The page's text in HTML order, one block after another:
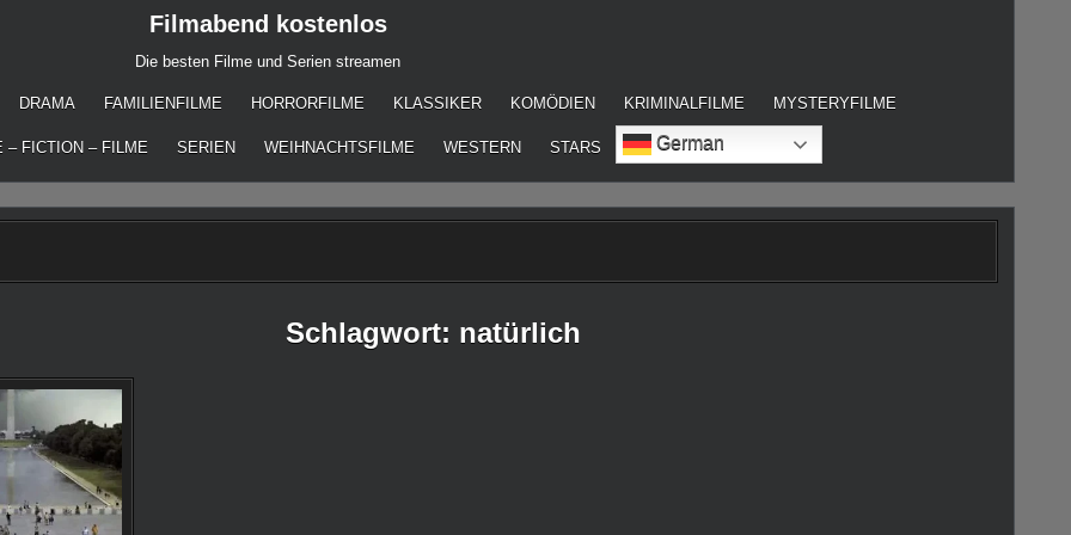
Filmabend kostenlos
Die besten Filme und Serien streamen
DRAMA FAMILIENFILME HORRORFILME KLASSIKER KOMÖDIEN KRIMINALFILME MYSTERYFILME
– FICTION – FILME SERIEN WEIHNACHTSFILME WESTERN STARS German
Schlagwort: natürlich